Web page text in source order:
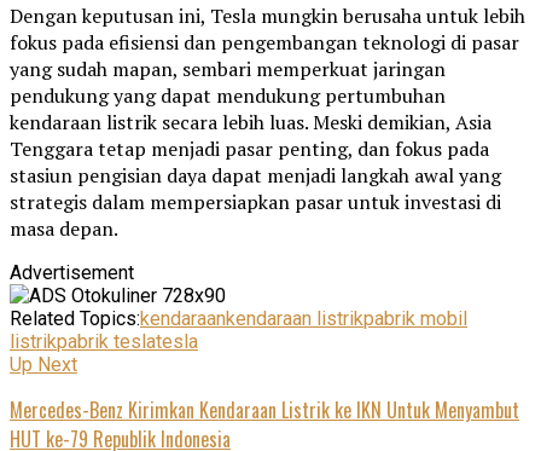
Dengan keputusan ini, Tesla mungkin berusaha untuk lebih
fokus pada efisiensi dan pengembangan teknologi di pasar
yang sudah mapan, sembari memperkuat jaringan
pendukung yang dapat mendukung pertumbuhan
kendaraan listrik secara lebih luas. Meski demikian, Asia
Tenggara tetap menjadi pasar penting, dan fokus pada
stasiun pengisian daya dapat menjadi langkah awal yang
strategis dalam mempersiapkan pasar untuk investasi di
masa depan.
Advertisement
Related Topics:kendaraankendaraan listrikpabrik mobil
listrikpabrik teslatesla
Up Next
Mercedes-Benz Kirimkan Kendaraan Listrik ke IKN Untuk Menyambut
HUT ke-79 Republik Indonesia